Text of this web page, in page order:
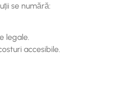
se numără:
legale.
accesibile.